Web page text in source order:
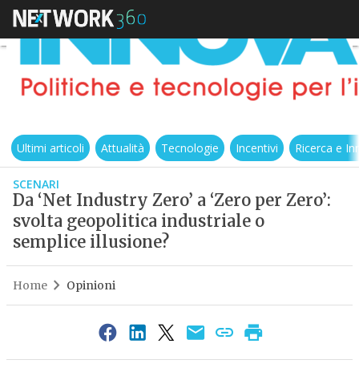
Ultimi articoli Attualità Tecnologie Incentivi Ricerca e
SCENARI
Da ‘Net Industry Zero’ a ‘Zero per Zero’:
svolta geopolitica industriale o
semplice illusione?
Home Opinioni